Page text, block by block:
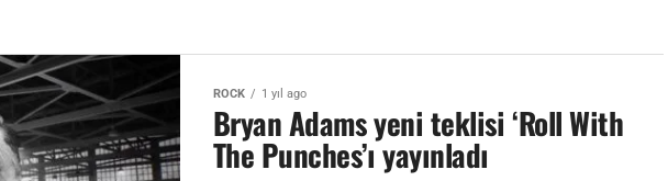
ROCK 1 yıl ago
Bryan Adams yeni teklisi ‘Roll With
The Punches’ı yayınladı